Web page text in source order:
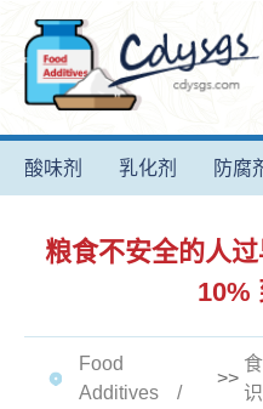
酸味剂 乳化剂 防腐
粮食不安全的人
10%
Food
Additives
>>
识